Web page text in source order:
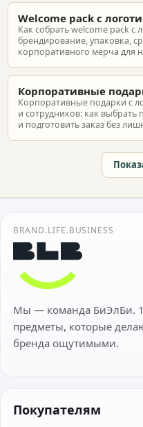
Welcome pack с
Как собрать welcome pack с
брендирование, упаковка,
корпоративного мерча для
Корпоративные
Корпоративные подарки с
и сотрудников: как
и подготовить заказ без
BRAND.LIFE.BUSINESS
Мы — команда БиЭлБи.
предметы, которые
бренда ощутимыми.
Покупателям